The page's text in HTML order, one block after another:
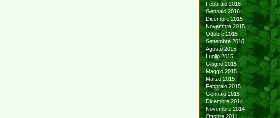
Febbraio 2016
Gennaio 2016
Dicembre 2015
Novembre 2015
Ottobre 2015
Settembre 2015
Agosto 2015
Luglio 2015
Giugno 2015
Maggio 2015
Marzo 2015
Febbraio 2015
Gennaio 2015
Dicembre 2014
Novembre 2014
Ottobre 2014